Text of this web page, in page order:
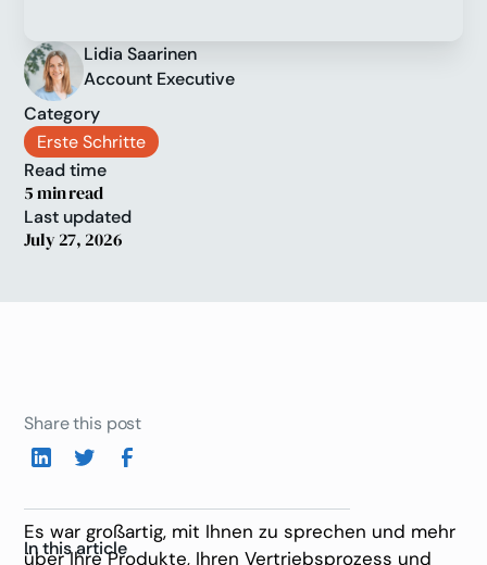
Lidia Saarinen
Account Executive
Category
Erste Schritte
Read time
5 min read
Last updated
July 27, 2026
Share this post
In this article
Es war großartig, mit Ihnen zu sprechen und mehr
über Ihre Produkte, Ihren Vertriebsprozess und